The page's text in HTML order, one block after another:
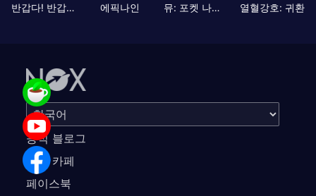
반갑다! 반갑삼국지 에픽나인 뮤: 포켓 나이츠 열혈강호: 귀환
공식 블로그
공식 카페
페이스북